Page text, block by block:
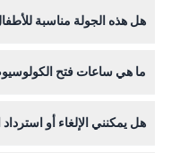
وملابس مناسبة للطقس. لا
هل هذه الجولة مناسبة
صالحة، ولكن يرجى
للكراسي المتحركة.
ما هي ساعات فتح
متغيرة حسب الموسم، بينما
هل يمكنني الإلغاء أو